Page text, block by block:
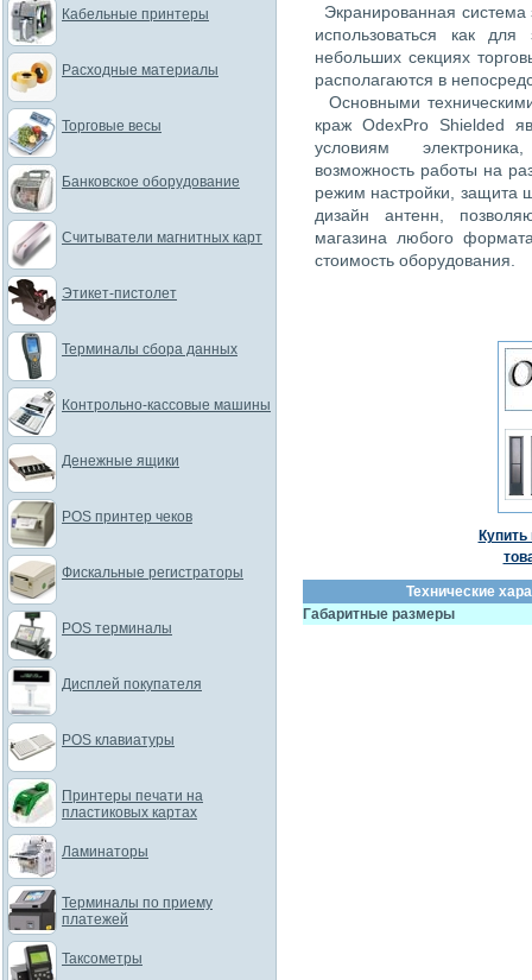
Экранированная
использоваться как
небольших секциях
располагаются в
Основными
краж OdexPro Shielded
условиям
возможность работы на
режим настройки, защита
дизайн антенн,
магазина любого
стоимость оборудования.
Технические
Габаритные размеры
Кабельные принтеры
Расходные материалы
Торговые весы
Банковское оборудование
Считыватели магнитных карт
Этикет-пистолет
Терминалы сбора данных
Контрольно-кассовые машины
Денежные ящики
POS принтер чеков
Фискальные регистраторы
POS терминалы
Дисплей покупателя
POS клавиатуры
Принтеры печати на
пластиковых картах
Ламинаторы
Терминалы по приему
платежей
Таксометры